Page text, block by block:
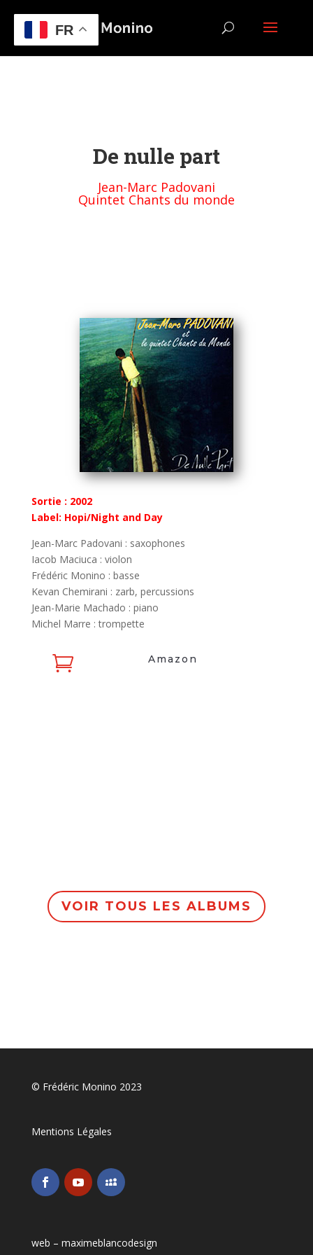
De nulle part
Jean-Marc Padovani
Quintet Chants du monde
Sortie : 2002
Label: Hopi/Night and Day
Jean-Marc Padovani : saxophones
Iacob Maciuca : violon
Frédéric Monino : basse
Kevan Chemirani : zarb, percussions
Jean-Marie Machado : piano
Michel Marre : trompette
 Amazon
VOIR TOUS LES ALBUMS
© Frédéric Monino 2023
Mentions Légales
web – maximeblancodesign
FR